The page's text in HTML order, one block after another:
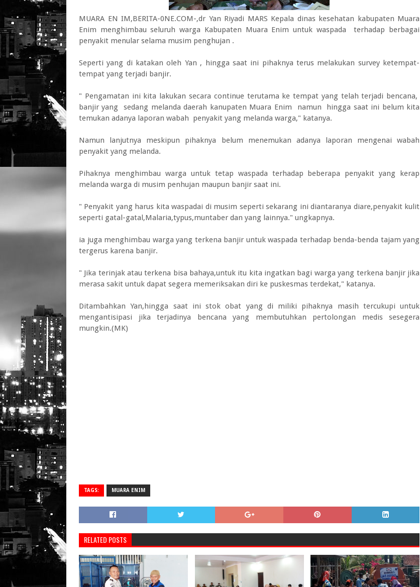
MUARA EN IM,BERITA-0NE.COM-,dr Yan Riyadi MARS Kepala dinas kesehatan kabupaten Muara
Enim menghimbau seluruh warga Kabupaten Muara Enim untuk waspada terhadap berbagai
penyakit menular selama musim penghujan .
Seperti yang di katakan oleh Yan , hingga saat ini pihaknya terus melakukan survey ketempat-
tempat yang terjadi banjir.
" Pengamatan ini kita lakukan secara continue terutama ke tempat yang telah terjadi bencana,
banjir yang sedang melanda daerah kanupaten Muara Enim namun hingga saat ini belum kita
temukan adanya laporan wabah penyakit yang melanda warga," katanya.
Namun lanjutnya meskipun pihaknya belum menemukan adanya laporan mengenai wabah
penyakit yang melanda.
Pihaknya menghimbau warga untuk tetap waspada terhadap beberapa penyakit yang kerap
melanda warga di musim penhujan maupun banjir saat ini.
" Penyakit yang harus kita waspadai di musim seperti sekarang ini diantaranya diare,penyakit kulit
seperti gatal-gatal,Malaria,typus,muntaber dan yang lainnya." ungkapnya.
ia juga menghimbau warga yang terkena banjir untuk waspada terhadap benda-benda tajam yang
tergerus karena banjir.
" Jika terinjak atau terkena bisa bahaya,untuk itu kita ingatkan bagi warga yang terkena banjir jika
merasa sakit untuk dapat segera memeriksakan diri ke puskesmas terdekat," katanya.
Ditambahkan Yan,hingga saat ini stok obat yang di miliki pihaknya masih tercukupi untuk
mengantisipasi jika terjadinya bencana yang membutuhkan pertolongan medis sesegera
mungkin.(MK)
TAGS: MUARA ENIM
RELATED POSTS